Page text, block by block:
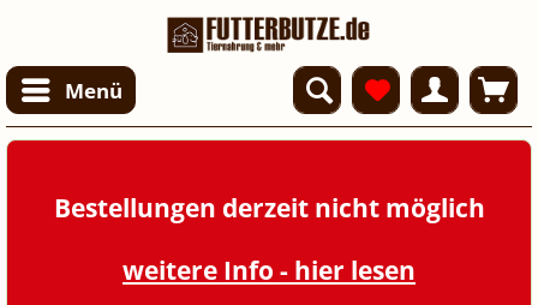
Menü
Bestellungen derzeit nicht möglich
weitere Info - hier lesen